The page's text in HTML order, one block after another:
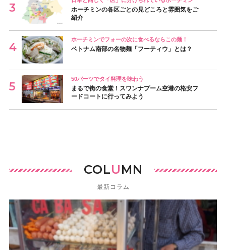
ホーチミンの各区ごとの見どころと雰囲気をご
紹介
ホーチミンでフォーの次に食べるならこの麺！
ベトナム南部の名物麺「フーティウ」とは？
50バーツでタイ料理を味わう
まるで街の食堂！スワンナプーム空港の格安フ
ードコートに行ってみよう
COLUMN
最新コラム